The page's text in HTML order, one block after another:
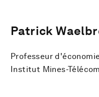
Patrick
Professeur
Institut Mines-